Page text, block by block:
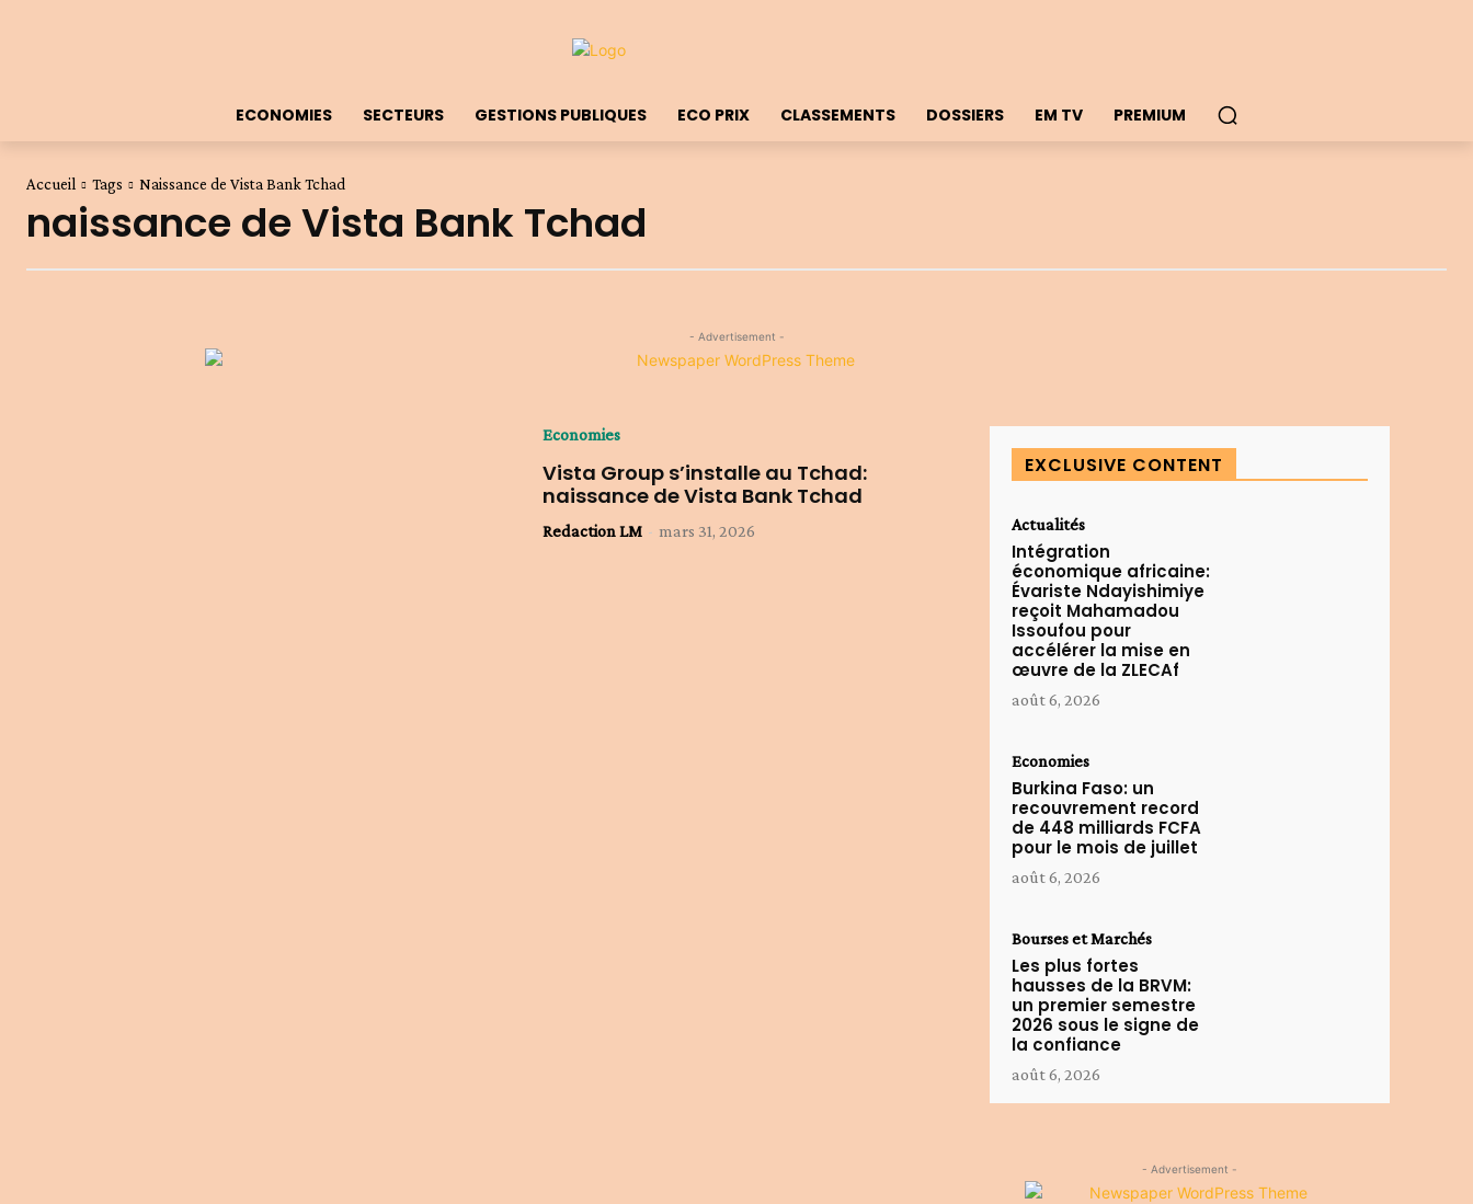
ECONOMIES SECTEURS GESTIONS PUBLIQUES ECO PRIX CLASSEMENTS DOSSIERS EM TV PREMIUM
Accueil Tags Naissance de Vista Bank Tchad
naissance de Vista Bank Tchad
- Advertisement -
Economies
Vista Group s’installe au Tchad:
naissance de Vista Bank Tchad
Redaction LM - mars 31, 2026
EXCLUSIVE CONTENT
Actualités
Intégration
économique africaine:
Évariste Ndayishimiye
reçoit Mahamadou
Issoufou pour
accélérer la mise en
œuvre de la ZLECAf
août 6, 2026
Economies
Burkina Faso: un
recouvrement record
de 448 milliards FCFA
pour le mois de juillet
août 6, 2026
Bourses et Marchés
Les plus fortes
hausses de la BRVM:
un premier semestre
2026 sous le signe de
la confiance
août 6, 2026
- Advertisement -